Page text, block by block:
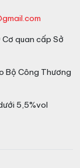
quan cấp Sở
Bộ Công Thương
5,5%vol